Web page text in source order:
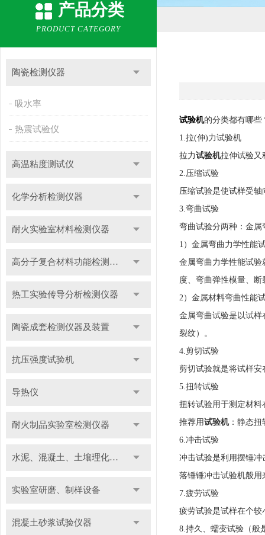
产品分类
PRODUCT CATEGORY
陶瓷检测仪器
吸水率
热震试验仪
高温粘度测试仪
化学分析检测仪器
耐火实验室材料检测仪器
高分子复合材料功能检测仪器
热工实验传导分析检测仪器
陶瓷成套检测仪器及装置
抗压强度试验机
导热仪
耐火制品实验室检测仪器
水泥、混凝土、土壤理化检测仪器及装置
实验室研磨、制样设备
混凝土砂浆试验仪器
试验机的分类都有哪些
1.拉(伸)力试验机
拉力试验机拉伸试验又
2.压缩试验
压缩试验是使试样受
3.弯曲试验
弯曲试验分两种：金
1）金属弯曲力学性能
金属弯曲力学性能试
度、弯曲弹性模量、
2）金属材料弯曲性能
金属弯曲试验是以试
裂纹）。
4.剪切试验
剪切试验就是将试样
5.扭转试验
扭转试验用于测定材
推荐用试验机：静态扭
6.冲击试验
冲击试验是利用摆锤
落锤锤冲击试验机般
7.疲劳试验
疲劳试验是试样在个
8.持久、蠕变试验（般